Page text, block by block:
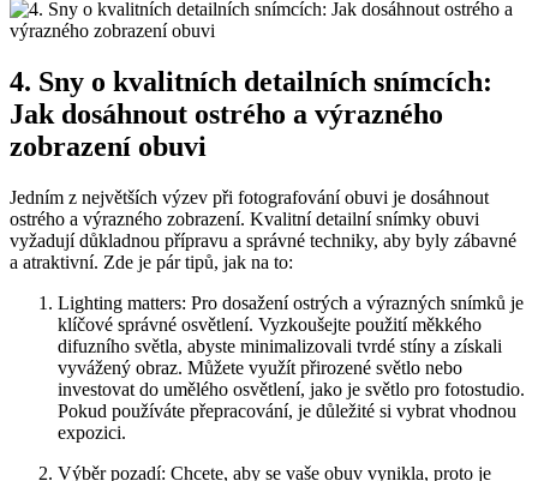
4. Sny ⁤o kvalitních detailních snímcích:
Jak dosáhnout ostrého a výrazného​
zobrazení ‌obuvi
Jedním z největších výzev při ‌fotografování obuvi je dosáhnout
ostrého a výrazného zobrazení. Kvalitní ⁣detailní snímky obuvi
vyžadují důkladnou přípravu a správné techniky,⁢ aby ⁤byly ​zábavné
a ⁢atraktivní. ⁤Zde je pár tipů, jak na to:
Lighting matters: Pro dosažení ostrých a výrazných snímků je
klíčové správné osvětlení.⁤ Vyzkoušejte ⁢použití‍ měkkého ​
difuzního světla, ⁢abyste minimalizovali ‍tvrdé stíny a získali
vyvážený ​obraz.​ Můžete využít přirozené světlo nebo
investovat do umělého ⁤osvětlení, jako je světlo pro fotostudio.
⁣Pokud používáte přepracování, je ‍důležité si⁣ vybrat⁣ vhodnou
⁢expozici.
Výběr pozadí:‌ Chcete, ⁤aby se vaše obuv vynikla, proto je